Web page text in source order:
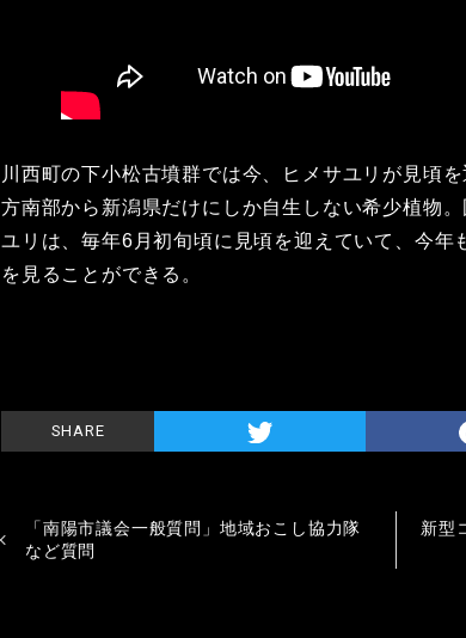
川西町の下小松古墳群では今、ヒメサユリが見頃
方南部から新潟県だけにしか自生しない希少植物
ユリは、毎年6月初旬頃に見頃を迎えていて、今年
を見ることができる。
SHARE
「南陽市議会一般質問」地域おこし協力隊
など質問
新型